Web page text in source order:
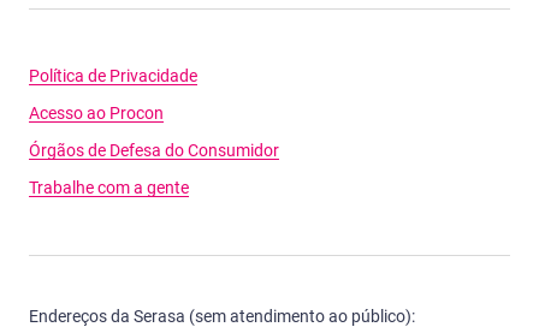
Política de Privacidade
Acesso ao Procon
Órgãos de Defesa do Consumidor
Trabalhe com a gente
Endereços da Serasa (sem atendimento ao público):